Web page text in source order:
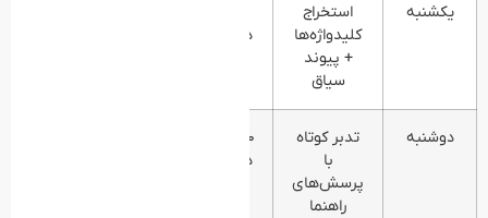
یکشنبه
استخراج
کلیدواژه‌ها
+ پیوند
سیاق
دقیقه
دوشنبه
تدبر کوتاه
با
پرسش‌های
راهنما
دقیقه